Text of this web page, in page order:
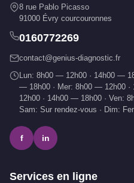
8 rue Pablo Picasso
91000 Évry courcouronnes
0160772269
contact@genius-diagnostic.fr
Lun: 8h00 — 12h00 · 14h00 —
— 18h00 · Mer: 8h00 — 12h00
12h00 · 14h00 — 18h00 · Ven:
Sam: Sur rendez-vous · Dim:
f in
Services en ligne